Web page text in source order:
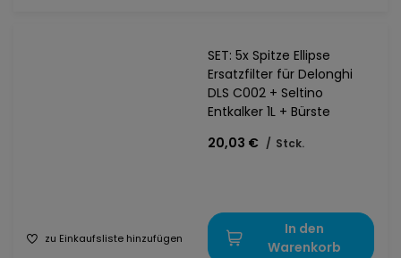
SET: 5x Spitze Ellipse
Ersatzfilter für Delonghi
DLS C002 + Seltino
Entkalker 1L + Bürste
20,03 € / Stck.
zu Einkaufsliste hinzufügen
In den
Warenkorb